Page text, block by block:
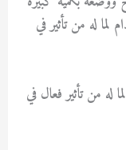
له من تأثير في
له من تأثير فعال في